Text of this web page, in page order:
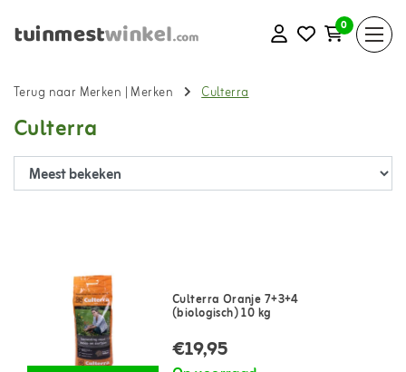
0
Terug naar Merken | Merken Culterra
Culterra
Culterra Oranje 7+3+4
(biologisch) 10 kg
€19,95